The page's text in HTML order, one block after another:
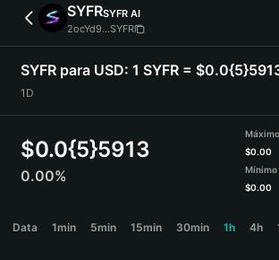
繁體中文
Português (Portugal)
Bahasa Indonesia
ภาษาไทย
हिन्दी
Español
Português (Brasil)
SYFRSYFR AI
2ocYd9...SYFR
SYFR para USD: 1 SYFR =
1D
$0.0{5}5913
0.00%
$0.00
Mínimo
$0.00
Data 1min 5min 15min 30min 1h 4h